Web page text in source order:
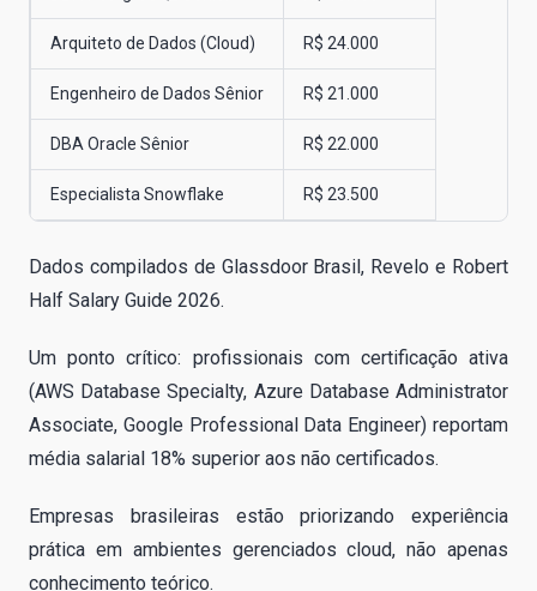
Arquiteto de Dados (Cloud) R$ 24.000
Engenheiro de Dados Sênior R$ 21.000
DBA Oracle Sênior R$ 22.000
Especialista Snowflake R$ 23.500
Dados compilados de Glassdoor Brasil, Revelo e Robert
Half Salary Guide 2026.
Um ponto crítico: profissionais com certificação ativa
(AWS Database Specialty, Azure Database Administrator
Associate, Google Professional Data Engineer) reportam
média salarial 18% superior aos não certificados.
Empresas brasileiras estão priorizando experiência
prática em ambientes gerenciados cloud, não apenas
conhecimento teórico.